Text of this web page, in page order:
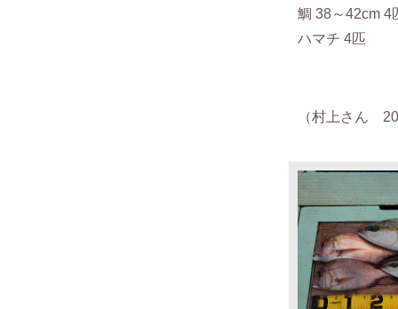
鯛 38～42cm 4
ハマチ 4匹
（村上さん